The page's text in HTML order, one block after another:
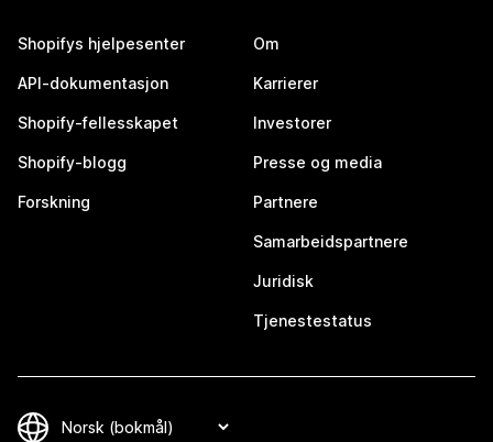
Shopifys hjelpesenter
API-dokumentasjon
Shopify-fellesskapet
Shopify-blogg
Forskning
Om
Karrierer
Investorer
Presse og media
Partnere
Samarbeidspartnere
Juridisk
Tjenestestatus